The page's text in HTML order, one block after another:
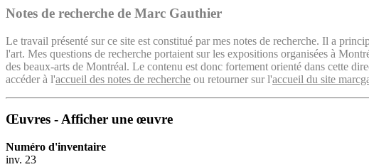
Notes de recherche de Marc Gauthier
Le travail présenté sur ce site est constitué par mes notes de recherche. Il a
l'art. Mes questions de recherche portaient sur les expositions organisées à
des beaux-arts de Montréal. Le contenu est donc fortement orienté dans cette
accéder à l'accueil des notes de recherche ou retourner sur l'accueil du site
Œuvres - Afficher une œuvre
Numéro d'inventaire
inv. 23